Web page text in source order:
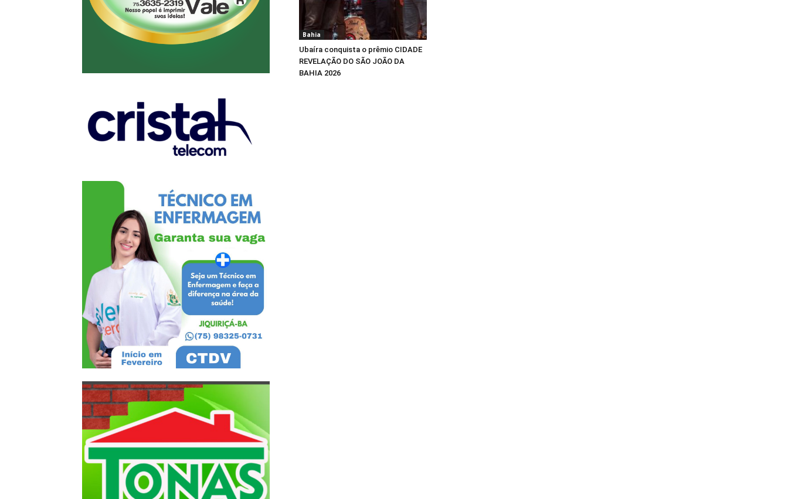
Bahia
Ubaíra conquista o prêmio CIDADE
REVELAÇÃO DO SÃO JOÃO DA
BAHIA 2026